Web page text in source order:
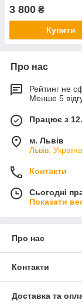
3 800 ₴
Купити
Про нас
Рейтинг не
Менше 5
Працює з
м. Львів
Львів, Україна
Контакти
Сьогодні
Показати
Про нас
Контакти
Доставка та